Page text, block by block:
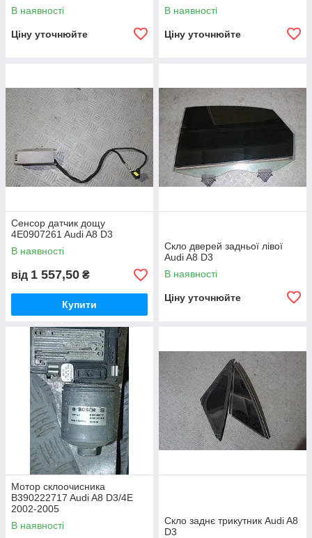
В наявності
Ціну уточнюйте
В наявності
Ціну уточнюйте
Сенсор датчик дощу
4E0907261 Audi A8 D3
В наявності
від 1 557,50 ₴
Купити
Скло дверей задньої лівої
Audi A8 D3
В наявності
Ціну уточнюйте
Мотор склоочисника
B390222717 Audi A8 D3/4E
2002-2005
В наявності
Скло заднє трикутник Audi A8
D3